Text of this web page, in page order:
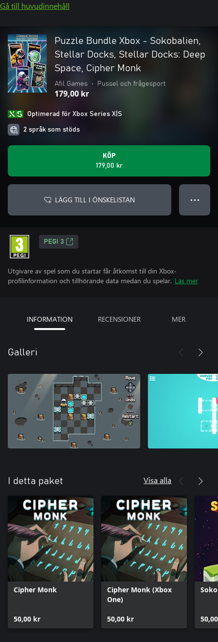
Gå till huvudinnehåll
Puzzle Bundle Xbox - Sokobalien,
Stellar Docks, Stellar Docks: Deep
Space, Cipher Monk
Afil Games • Pussel och frågesport
179,00 kr
Optimerad för Xbox Series X|S
2 språk som stöds
KÖP
179,00 kr
LÄGG TILL I ÖNSKELISTAN ● ● ●
PEGI 3
Utgivare av spel som du startar får åtkomst till din Xbox-
profilinformation och tillhörande data medan du spelar. Läs mer
INFORMATION RECENSIONER MER
Galleri
I detta paket Visa alla
Cipher Monk
50,00 kr
Cipher Monk (Xbox
One)
50,00 kr